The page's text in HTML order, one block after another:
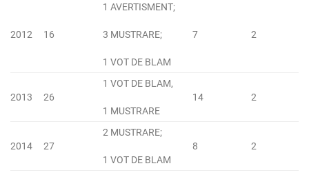
2012 16
1 AVERTISMENT;
3 MUSTRARE;
1 VOT DE BLAM
7 2
2013 26
1 VOT DE BLAM,
1 MUSTRARE
14 2
2014 27
2 MUSTRARE;
1 VOT DE BLAM
8 2